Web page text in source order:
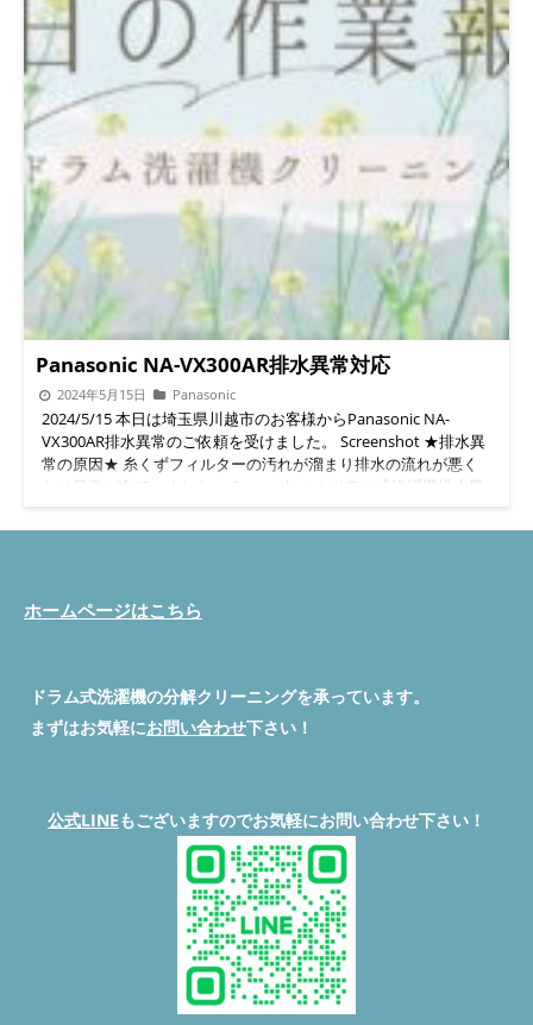
Panasonic NA-VX300AR排水異常対応
2024年5月15日 Panasonic
2024/5/15 本日は埼玉県川越市のお客様からPanasonic NA-
VX300AR排水異常のご依頼を受けました。 Screenshot ★排水異
常の原因★ 糸くずフィルターの汚れが溜まり排水の流れが悪く
なり異常が出ていました。 Screenshot ★ドラム式洗濯機排水異
り・糸くずフィルターに汚れが溜まってる・糸くずフィルターに
ります。 #ドラム式洗濯機分解クリーニング専門店#便利屋BUZZ
◇◆◇◆◇◆◇◆◇◆◇◆◇◆◇◆◇◆◇◆◇ #便利屋BUZZ #ド
ム式洗濯機分解クリーニング #神奈川県ドラム式洗濯機分解クリ
ーニング #群馬県ドラム式洗濯機分解クリーニング お
◇◆◇◆◇◆◇◆◇◆◇◆◇◆◇◆◇◆◇◆ お問い合わせは公
ホームページはこちら
ドラム式洗濯機の分解クリーニングを承っています。
まずはお気軽にお問い合わせ下さい！
公式LINEもございますのでお気軽にお問い合わせ下さい！